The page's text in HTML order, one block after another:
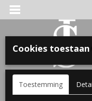
Inloggen Registreren
VOOR KINDEREN
OPA & OMA.
Cookies toestaan
Toestemming